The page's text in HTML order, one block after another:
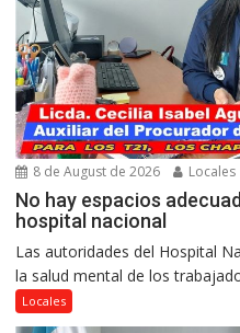
8 de August de 2026 Locales
No hay espacios
hospital nacional
Las autoridades del Hospital
la salud mental de los
Locales